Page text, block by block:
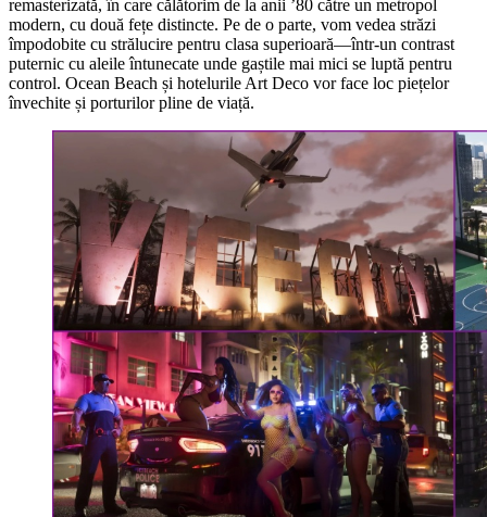
remasterizată, în care călătorim de la anii ’80 către un metropol
modern, cu două fețe distincte. Pe de o parte, vom vedea străzi
împodobite cu strălucire pentru clasa superioară—într-un contrast
puternic cu aleile întunecate unde gaștile mai mici se luptă pentru
control. Ocean Beach și hotelurile Art Deco vor face loc piețelor
învechite și porturilor pline de viață.